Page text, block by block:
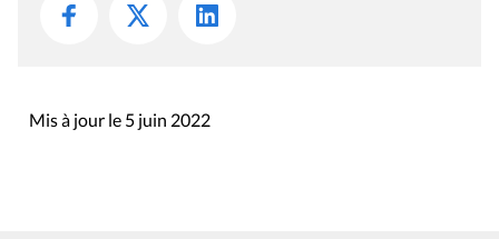
Mis à jour le 5 juin 2022